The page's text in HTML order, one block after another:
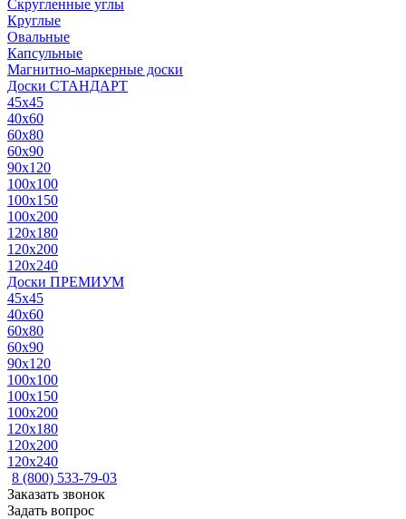
Скругленные углы
Круглые
Овальные
Капсульные
Магнитно-маркерные доски
Доски СТАНДАРТ
45x45
40x60
60x80
60x90
90x120
100x100
100x150
100x200
120x180
120x200
120x240
Доски ПРЕМИУМ
45x45
40x60
60x80
60x90
90x120
100x100
100x150
100x200
120x180
120x200
120x240
8 (800) 533-79-03
Заказать звонок
Задать вопрос